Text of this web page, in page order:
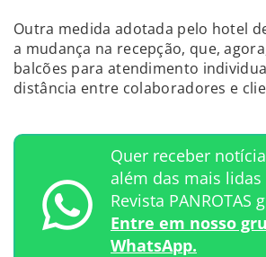
Outra medida adotada pelo hotel
a mudança na recepção, que,
balcões para atendimento
distância entre colaboradores e
Quer receber
além das mais lidas
Revista PANROTAS
Entre em nosso
WhatsApp.